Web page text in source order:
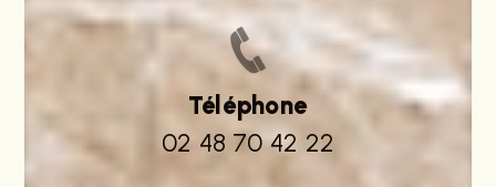
Téléphone
02 48 70 42 22